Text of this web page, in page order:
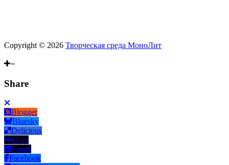
Copyright © 2026 Творческая среда МоноЛит
Up
Share
Blogger
Bluesky
Delicious
Digg
Email
Facebook